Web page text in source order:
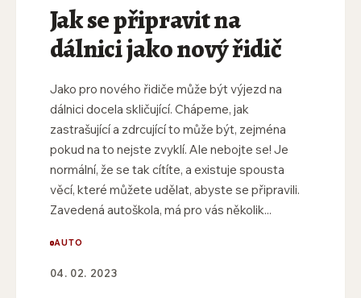
Jak se připravit na
dálnici jako nový řidič
Jako pro nového řidiče může být výjezd na
dálnici docela skličující. Chápeme, jak
zastrašující a zdrcující to může být, zejména
pokud na to nejste zvyklí. Ale nebojte se! Je
normální, že se tak cítíte, a existuje spousta
věcí, které můžete udělat, abyste se připravili.
Zavedená autoškola, má pro vás několik...
AUTO
04. 02. 2023